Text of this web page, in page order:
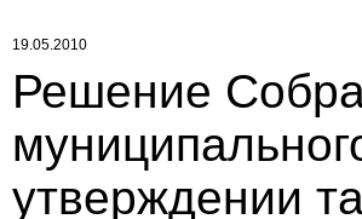
19.05.2010
Решение
утверждении